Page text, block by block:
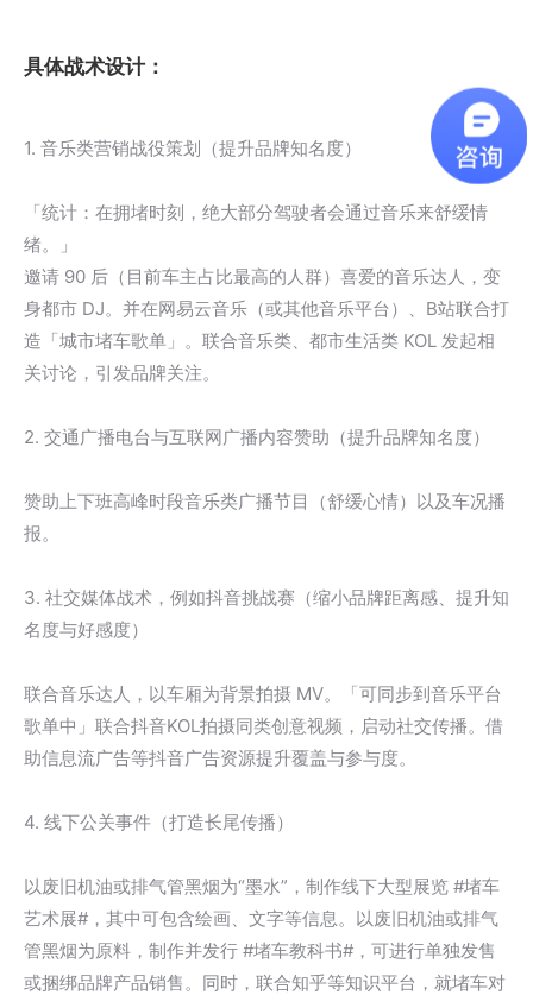
具体战术设计：
1. 音乐类营销战役策划（提升品牌知名度）
「统计：在拥堵时刻，绝大部分驾驶者会通过音乐来舒缓情
绪。」
邀请 90 后（目前车主占比最高的人群）喜爱的音乐达人，变
身都市 DJ。并在网易云音乐（或其他音乐平台）、B站联合打
造「城市堵车歌单」。联合音乐类、都市生活类 KOL 发起相
关讨论，引发品牌关注。
2. 交通广播电台与互联网广播内容赞助（提升品牌知名度）
赞助上下班高峰时段音乐类广播节目（舒缓心情）以及车况播
报。
3. 社交媒体战术，例如抖音挑战赛（缩小品牌距离感、提升知
名度与好感度）
联合音乐达人，以车厢为背景拍摄 MV。「可同步到音乐平台
歌单中」联合抖音KOL拍摄同类创意视频，启动社交传播。借
助信息流广告等抖音广告资源提升覆盖与参与度。
4. 线下公关事件（打造长尾传播）
以废旧机油或排气管黑烟为“墨水”，制作线下大型展览 #堵车
艺术展#，其中可包含绘画、文字等信息。以废旧机油或排气
管黑烟为原料，制作并发行 #堵车教科书#，可进行单独发售
或捆绑品牌产品销售。同时，联合知乎等知识平台，就堵车对